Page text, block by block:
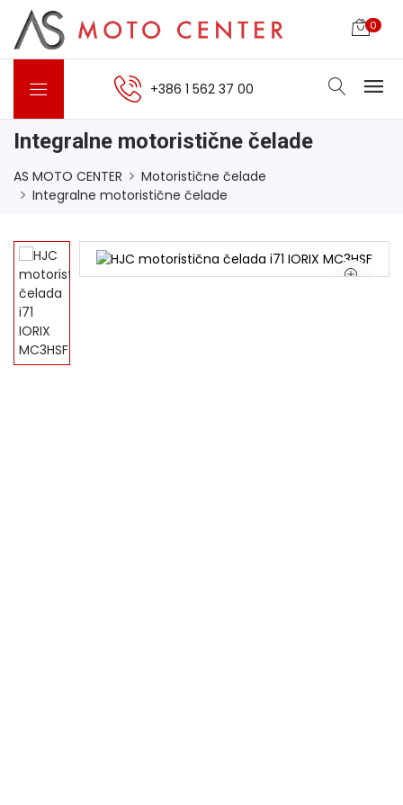
0
+386 1 562 37 00
Integralne motoristične čelade
AS MOTO CENTER
Motoristične čelade
Integralne motoristične čelade